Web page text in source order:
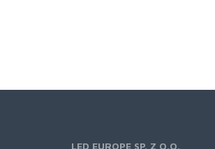
LED EUROPE SP. Z O.O.